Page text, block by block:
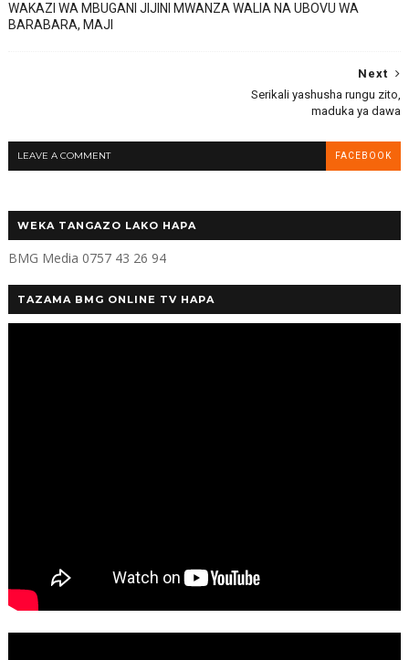
WAKAZI WA MBUGANI JIJINI MWANZA WALIA NA UBOVU WA
BARABARA, MAJI
Next
Serikali yashusha rungu zito,
maduka ya dawa
LEAVE A COMMENT FACEBOOK
WEKA TANGAZO LAKO HAPA
BMG Media 0757 43 26 94
TAZAMA BMG ONLINE TV HAPA